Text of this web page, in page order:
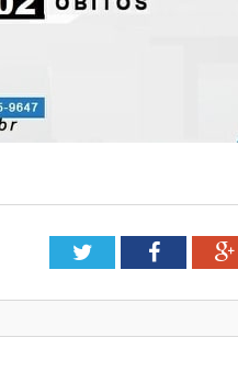
TwitterFacebook